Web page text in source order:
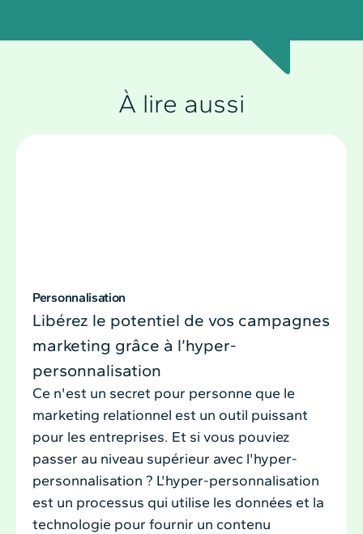
À lire aussi
Personnalisation
Libérez le potentiel de vos campagnes
marketing grâce à l’hyper-
personnalisation
Ce n'est un secret pour personne que le
marketing relationnel est un outil puissant
pour les entreprises. Et si vous pouviez
passer au niveau supérieur avec l'hyper-
personnalisation ? L'hyper-personnalisation
est un processus qui utilise les données et la
technologie pour fournir un contenu